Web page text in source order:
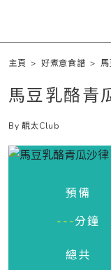
主頁 >好煮意食譜 >
馬豆乳酪青
By 靚太Club
預備
---分鐘
總共